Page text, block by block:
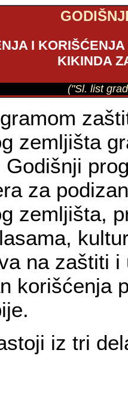
I
KIKINDA
("Sl. list
zemljišta
za
zemljišta,
na zaštiti
korišćenja
iz tri